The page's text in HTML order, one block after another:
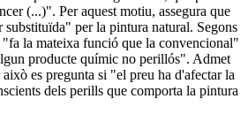
(...)". Per aquest motiu, assegura que
substituïda" per la pintura natural. Segons
la mateixa funció que la convencional"
producte químic no perillós". Admet
això es pregunta si "el preu ha d'afectar la
dels perills que comporta la pintura